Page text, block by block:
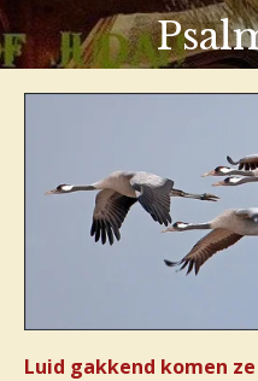
Luid gakkend komen